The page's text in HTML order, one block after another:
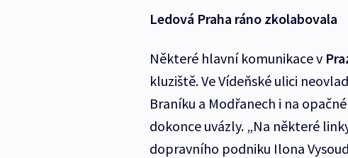
Ledová Praha ráno zkolabovala
Některé hlavní komunikace v
kluziště. Ve Vídeňské ulici
Braníku a Modřanech i na
dokonce uvázly. „Na některé
dopravního podniku Ilona